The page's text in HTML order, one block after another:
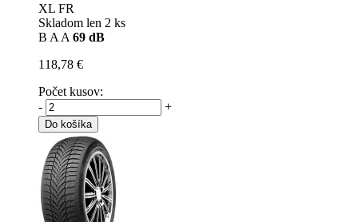
XL FR
Skladom len 2 ks
B A A 69 dB
118,78 €
Počet kusov:
-
+
Do košíka